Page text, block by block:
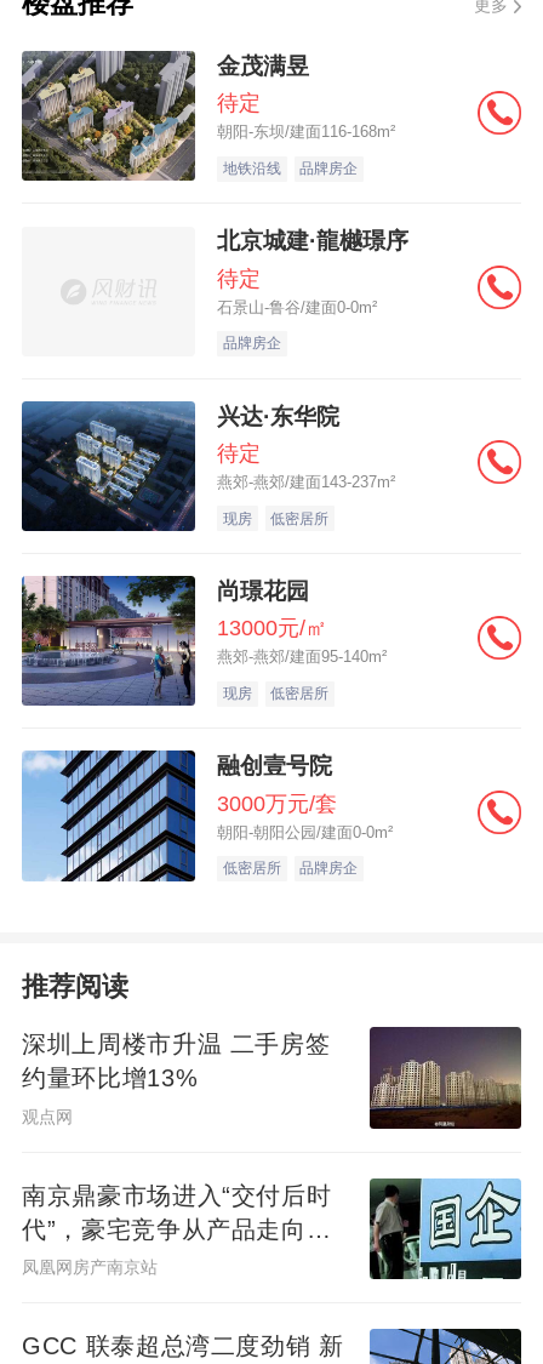
贷款方式。抵押(质押)加保证贷款方式是指贷
款银行在借款人或第三人提供抵押(质押)的基
础上，同时要求借款人提供符合规定条件的
保证人作为贷款担保而向借款人发放贷款的
方式。
更多
金茂满昱
待定
朝阳-东坝/建面116-168m²
地铁沿线 品牌房企
北京城建·龍樾璟序
待定
石景山-鲁谷/建面0-0m²
品牌房企
兴达·东华院
待定
燕郊-燕郊/建面143-237m²
现房 低密居所
尚璟花园
13000元/㎡
燕郊-燕郊/建面95-140m²
现房 低密居所
融创壹号院
3000万元/套
朝阳-朝阳公园/建面0-0m²
低密居所 品牌房企
推荐阅读
深圳上周楼市升温 二手房签
约量环比增13%
观点网
南京鼎豪市场进入“交付后时
代”，豪宅竞争从产品走向服
务
凤凰网房产南京站
GCC 联泰超总湾二度劲销 新